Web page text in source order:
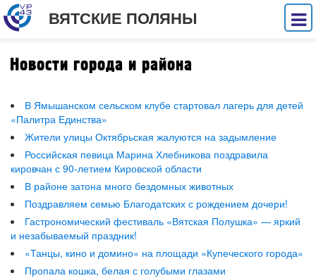
ВЯТСКИЕ ПОЛЯНЫ
Новости города и района
В Ямышанском сельском клубе стартовал лагерь для детей
«Палитра Единства»
Жители улицы Октябрьская жалуются на задымление
Российская певица Марина Хлебникова поздравила
кировчан с 90-летием Кировской области
В районе затона много бездомных животных
Поздравляем семью Благодатских с рождением дочери!
Гастрономический фестиваль «Вятская Полушка» — яркий
и незабываемый праздник!
«Танцы, кино и домино» на площади «Купеческого города»
Пропала кошка, белая с голубыми глазами